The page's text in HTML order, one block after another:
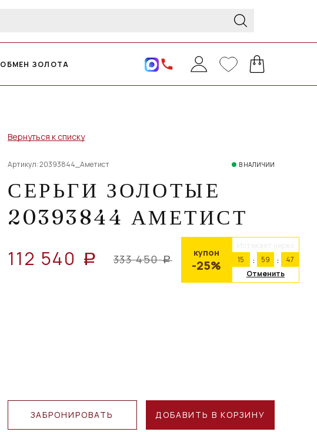
ОБМЕН ЗОЛОТА
Вернуться к списку
Артикул: 20393844_Аметист В НАЛИЧИИ
СЕРЬГИ ЗОЛОТЫЕ
20393844 АМЕТИСТ
112 540 a 333 450 a
купон
-25%
15
59
46
Отменить
ЗАБРОНИРОВАТЬ
ДОБАВИТЬ В КОРЗИНУ